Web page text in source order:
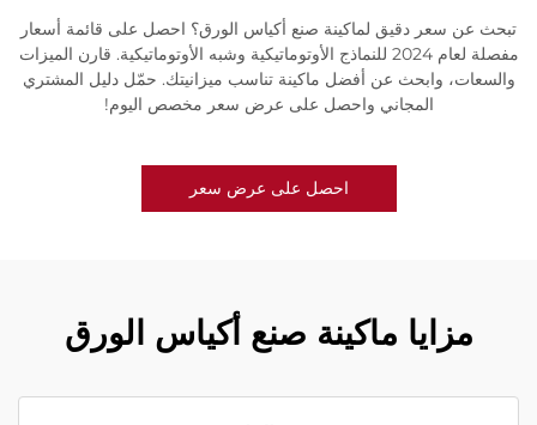
تبحث عن سعر دقيق لماكينة صنع أكياس الورق؟ احصل على قائمة أسعار
مفصلة لعام 2024 للنماذج الأوتوماتيكية وشبه الأوتوماتيكية. قارن الميزات
والسعات، وابحث عن أفضل ماكينة تناسب ميزانيتك. حمّل دليل المشتري
المجاني واحصل على عرض سعر مخصص اليوم!
احصل على عرض سعر
مزايا ماكينة صنع أكياس الورق